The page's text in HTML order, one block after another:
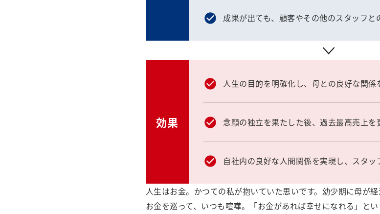
成果が出ても、顧客やその他のスタッフと
効果
人生の目的を明確化し、母との良好な関係
念願の独立を果たした後、過去最高売上
自社内の良好な人間関係を実現し、スタ
人生はお金。かつての私が抱いていた思いです。幼少期に母が
お金を巡って、いつも喧嘩。「お金があれば幸せになれる」と